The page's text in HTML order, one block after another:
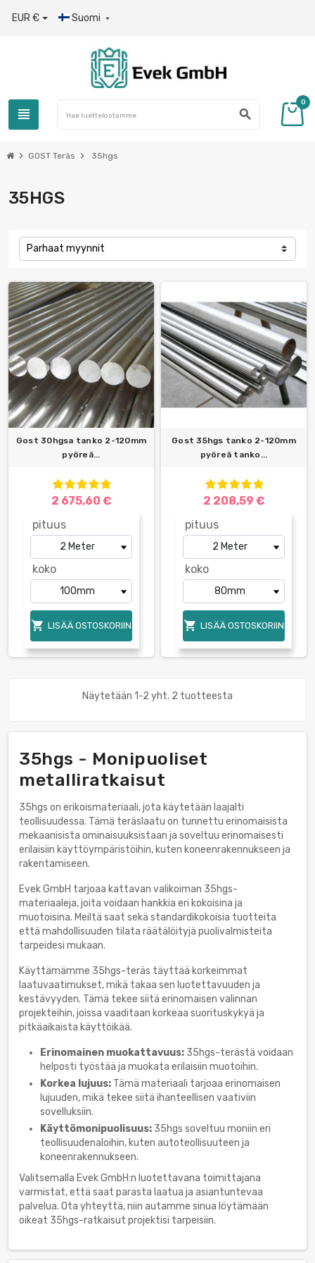
EUR € Suomi 
view_headline search
0
chevron_right GOST Teräs chevron_right 35hgs
35HGS
Parhaat myynnit
Gost 30hgsa tanko 2-120mm
pyöreä...
2 675,60 €
pituus
koko
 LISÄÄ OSTOSKORIIN
Gost 35hgs tanko 2-120mm
pyöreä tanko...
2 208,59 €
pituus
koko
 LISÄÄ OSTOSKORIIN
Näytetään 1-2 yht. 2 tuotteesta
35hgs - Monipuoliset
metalliratkaisut
35hgs on erikoismateriaali, jota käytetään laajalti
teollisuudessa. Tämä teräslaatu on tunnettu erinomaisista
mekaanisista ominaisuuksistaan ja soveltuu erinomaisesti
erilaisiin käyttöympäristöihin, kuten koneenrakennukseen ja
rakentamiseen.
Evek GmbH tarjoaa kattavan valikoiman 35hgs-
materiaaleja, joita voidaan hankkia eri kokoisina ja
muotoisina. Meiltä saat sekä standardikokoisia tuotteita
että mahdollisuuden tilata räätälöityjä puolivalmisteita
tarpeidesi mukaan.
Käyttämämme 35hgs-teräs täyttää korkeimmat
laatuvaatimukset, mikä takaa sen luotettavuuden ja
kestävyyden. Tämä tekee siitä erinomaisen valinnan
projekteihin, joissa vaaditaan korkeaa suorituskykyä ja
pitkäaikaista käyttöikää.
Erinomainen muokattavuus: 35hgs-terästä voidaan
helposti työstää ja muokata erilaisiin muotoihin.
Korkea lujuus: Tämä materiaali tarjoaa erinomaisen
lujuuden, mikä tekee siitä ihanteellisen vaativiin
sovelluksiin.
Käyttömonipuolisuus: 35hgs soveltuu moniin eri
teollisuudenaloihin, kuten autoteollisuuteen ja
koneenrakennukseen.
Valitsemalla Evek GmbH:n luotettavana toimittajana
varmistat, että saat parasta laatua ja asiantuntevaa
palvelua. Ota yhteyttä, niin autamme sinua löytämään
oikeat 35hgs-ratkaisut projektisi tarpeisiin.